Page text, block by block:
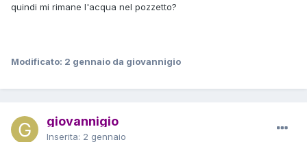
quindi mi rimane l'acqua nel pozzetto?
Modificato: 2 gennaio da giovannigio
giovannigio
Inserita: 2 gennaio